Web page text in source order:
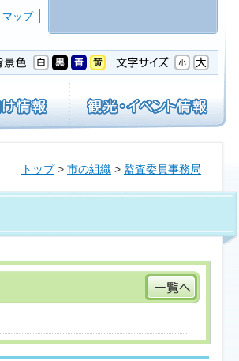
マップ
トップ> 市の組織 > 監査委員事務局